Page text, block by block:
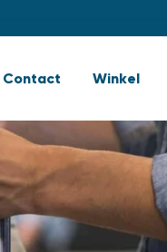
Contact Winkel